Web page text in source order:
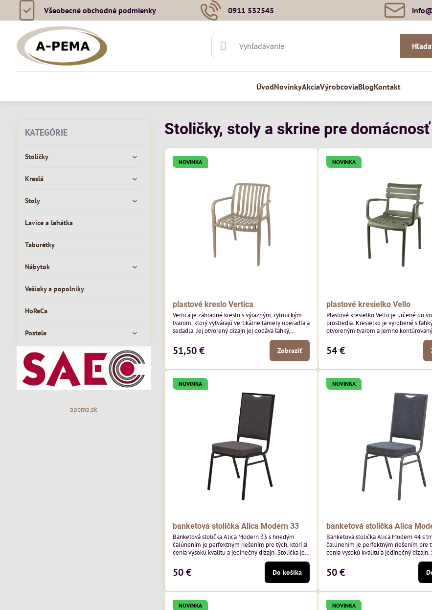
Všeobecné obchodné podmienky 0911 532545
ÚvodNovinkyAkciaVýrobcoviaBlogKontakt
Stoličky, stoly a skrine pre
NOVINKA
plastové kreslo Vertica
Vertica je záhradné kreslo s výrazným, rytmickým
tvarom, ktorý vytvárajú vertikálne lamely operadla a
sedadla. Jej otvorený dizajn jej dodáva ľahký,
vzdušný vzhľad a robí z nej perfektný doplnok
moderných vonkajších priestorov. Tento model púta
pozornosť svojimi detailmi bez toho, aby dominoval
priestoru. Bude vyzerať skvele vo vonkajších
jedálenských priestoroch, pri bistrových stoloch a
v...
51,50 € Zobraziť
NOVINKA
plastové kresielko Vello
Plastové kresielko Vello je určené do
prostredia. Kresielko je vyrobené s
otvoreným tvarom a jemne
Horizontálne lamely operadla a jemne
podrúčky dodávajú kresielku ležérny,
Tento model bude vyzerať skvele vo
jedálenských priestoroch, pri
a v bistrových priestoroch.
54 €
NOVINKA
banketová stolička Alica Modern 33
Banketová stolička Alica Modern 33 s hnedým
čalúnením je perfektným riešením pre tých, ktorí si
cenia vysokú kvalitu a jedinečný dizajn. Stolička je
výnimočná použitím vysoko kvalitného hnedého
čalúnenia Mossa 29 od poľského výrobcu Davis
ktorého látka má hmotnosť 325 g/m², čo zaručuje
výnimočnú odolnosť a pohodlie. Okrem toho je
látka vybavená technológiou Easy-Clean, vďaka
ktorej sa ľahko...
50 € Do košíka
NOVINKA
banketová stolička Alica
Banketová stolička Alica Modern 44 s
čalúnením je perfektným riešením pre
cenia vysokú kvalitu a jedinečný dizajn.
výnimočná použitím vysoko kvalitného
sivého zamatového čalúnenia od
Davis ktorého látka má hmotnosť 390
zaručuje výnimočnú odolnosť a
kostry.
50 €
NOVINKA NOVINKA
KATEGÓRIE
Stoličky
Kreslá
Stoly
Lavice a lehátka
Taburetky
Nábytok
Vešiaky a popolníky
HoReCa
Postele
apema.sk